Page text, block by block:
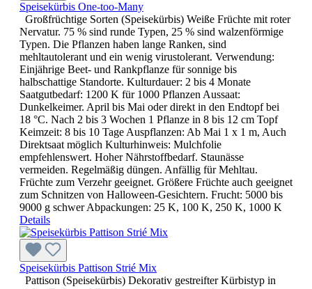
Speisekürbis One-too-Many
Großfrüchtige Sorten (Speisekürbis) Weiße Früchte mit roter
Nervatur. 75 % sind runde Typen, 25 % sind walzenförmige
Typen. Die Pflanzen haben lange Ranken, sind
mehltautolerant und ein wenig virustolerant. Verwendung:
Einjährige Beet- und Rankpflanze für sonnige bis
halbschattige Standorte. Kulturdauer: 2 bis 4 Monate
Saatgutbedarf: 1200 K für 1000 Pflanzen Aussaat:
Dunkelkeimer. April bis Mai oder direkt in den Endtopf bei
18 °C. Nach 2 bis 3 Wochen 1 Pflanze in 8 bis 12 cm Topf
Keimzeit: 8 bis 10 Tage Auspflanzen: Ab Mai 1 x 1 m, Auch
Direktsaat möglich Kulturhinweis: Mulchfolie
empfehlenswert. Hoher Nährstoffbedarf. Staunässe
vermeiden. Regelmäßig düngen. Anfällig für Mehltau.
Früchte zum Verzehr geeignet. Größere Früchte auch geeignet
zum Schnitzen von Halloween-Gesichtern. Frucht: 5000 bis
9000 g schwer Abpackungen: 25 K, 100 K, 250 K, 1000 K
Details
Speisekürbis Pattison Strié Mix
Pattison (Speisekürbis) Dekorativ gestreifter Kürbistyp in